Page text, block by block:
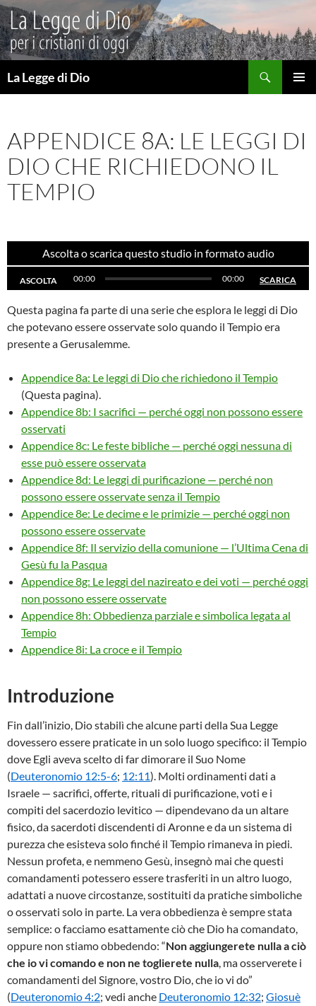
Vai
al
contenuto
La Legge di Dio
APPENDICE 8A: LE LEGGI DI
DIO CHE RICHIEDONO IL
TEMPIO
Ascolta o scarica questo studio in formato audio
ASCOLTA 00:00 00:00 SCARICA
Questa pagina fa parte di una serie che esplora le leggi di Dio
che potevano essere osservate solo quando il Tempio era
presente a Gerusalemme.
Appendice 8a: Le leggi di Dio che richiedono il Tempio
(Questa pagina).
Appendice 8b: I sacrifici — perché oggi non possono essere
osservati
Appendice 8c: Le feste bibliche — perché oggi nessuna di
esse può essere osservata
Appendice 8d: Le leggi di purificazione — perché non
possono essere osservate senza il Tempio
Appendice 8e: Le decime e le primizie — perché oggi non
possono essere osservate
Appendice 8f: Il servizio della comunione — l’Ultima Cena di
Gesù fu la Pasqua
Appendice 8g: Le leggi del nazireato e dei voti — perché oggi
non possono essere osservate
Appendice 8h: Obbedienza parziale e simbolica legata al
Tempio
Appendice 8i: La croce e il Tempio
Introduzione
Fin dall’inizio, Dio stabilì che alcune parti della Sua Legge
dovessero essere praticate in un solo luogo specifico: il Tempio
dove Egli aveva scelto di far dimorare il Suo Nome
(Deuteronomio 12:5-6; 12:11). Molti ordinamenti dati a
Israele — sacrifici, offerte, rituali di purificazione, voti e i
compiti del sacerdozio levitico — dipendevano da un altare
fisico, da sacerdoti discendenti di Aronne e da un sistema di
purezza che esisteva solo finché il Tempio rimaneva in piedi.
Nessun profeta, e nemmeno Gesù, insegnò mai che questi
comandamenti potessero essere trasferiti in un altro luogo,
adattati a nuove circostanze, sostituiti da pratiche simboliche
o osservati solo in parte. La vera obbedienza è sempre stata
semplice: o facciamo esattamente ciò che Dio ha comandato,
oppure non stiamo obbedendo: “Non aggiungerete nulla a ciò
che io vi comando e non ne toglierete nulla, ma osserverete i
comandamenti del Signore, vostro Dio, che io vi do”
(Deuteronomio 4:2; vedi anche Deuteronomio 12:32; Giosuè